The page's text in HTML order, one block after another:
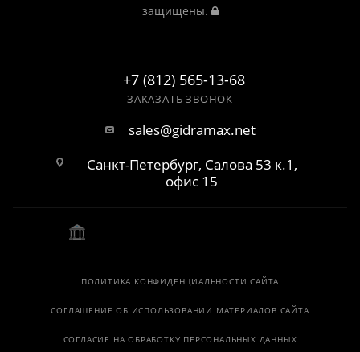
защищены.
+7 (812) 565-13-68
ЗАКАЗАТЬ ЗВОНОК
sales@gidramax.net
Санкт-Петербург, Салова 53 к.1,
офис 15
ПОЛИТИКА КОНФИДЕНЦИАЛЬНОСТИ САЙТА
СОГЛАШЕНИЕ ОБ ИСПОЛЬЗОВАНИИ МАТЕРИАЛОВ САЙТА
СОГЛАСИЕ НА ОБРАБОТКУ ПЕРСОНАЛЬНЫХ ДАННЫХ